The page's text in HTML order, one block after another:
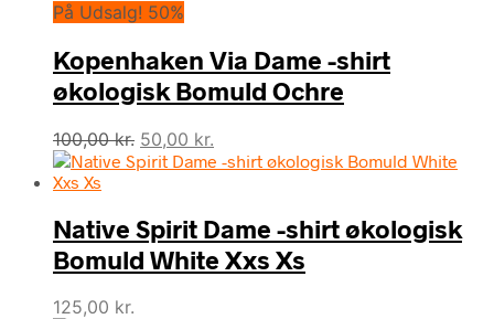
På Udsalg! 50%
Kopenhaken Via Dame -shirt
økologisk Bomuld Ochre
100,00kr. Den
oprindelige
100,00 kr..
50,00 kr.
aktuelle
50,00 kr..
Native Spirit Dame -shirt økologisk
Bomuld White Xxs Xs
125,00 kr.